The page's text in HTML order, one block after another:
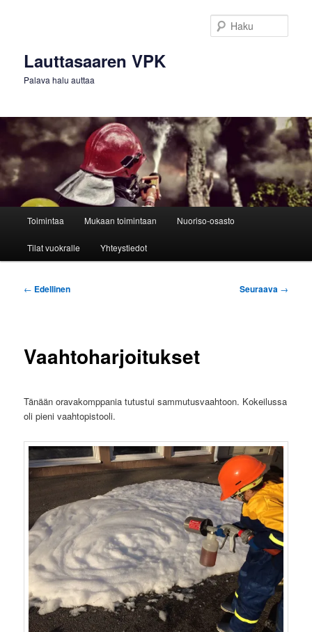
Lauttasaaren VPK
Palava halu auttaa
Toimintaa Mukaan toimintaan Nuoriso-osasto
Tilat vuokralle Yhteystiedot
Artikkelien
← Edellinen Seuraava →
Vaahtoharjoitukset
Tänään oravakomppania tutustui sammutusvaahtoon. Kokeilussa
oli pieni vaahtopistooli.